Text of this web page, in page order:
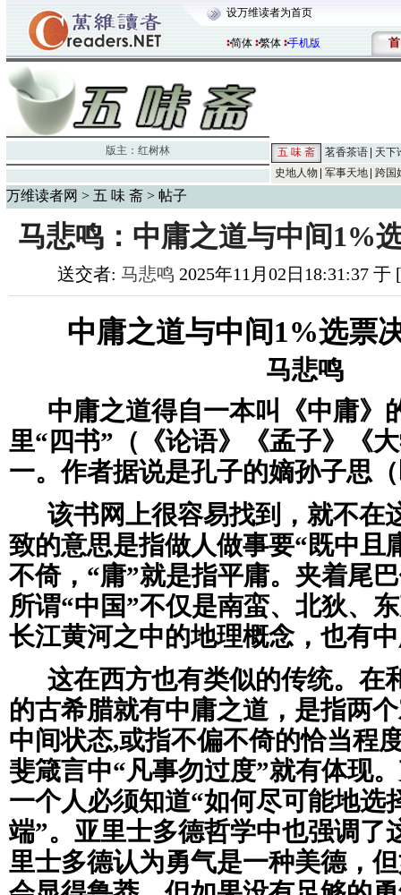
设万维读者为首页
简体 繁体 手机版 首
版主： 红树林 五 味 斋 茗香茶语
天下
史地人物
军事天地 跨国
万维读者网 > 五 味 斋 > 帖子
马悲鸣：中庸之道与中间1%
送交者: 马悲鸣 2025年11月02日18:31:37
中庸之道与中间1%选票
马悲鸣
中庸之道得自一本叫《中庸》
里“四书”（《论语》《孟子》《
一。作者据说是孔子的嫡孙子思
该书网上很容易找到，就不在
致的意思是指做人做事要“既中且
不倚，“庸”就是指平庸。夹着尾
所谓“中国”不仅是南蛮、北狄、
长江黄河之中的地理概念，也有
这在西方也有类似的传统。在
的古希腊就有中庸之道，是指两
中间状态,或指不偏不倚的恰当程
斐箴言中“凡事勿过度”就有体现
一个人必须知道“如何尽可能地选
端”。亚里士多德哲学中也强调了
里士多德认为勇气是一种美德，